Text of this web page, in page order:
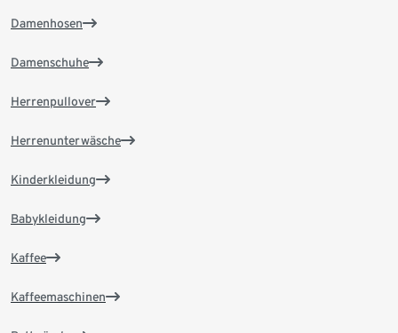
Damenhosen
Damenschuhe
Herrenpullover
Herrenunterwäsche
Kinderkleidung
Babykleidung
Kaffee
Kaffeemaschinen